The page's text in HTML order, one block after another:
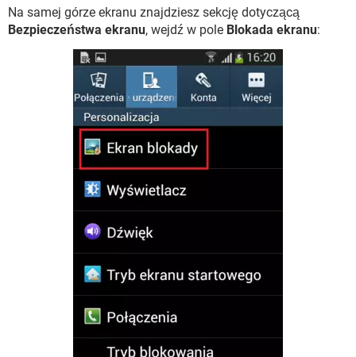
Na samej górze ekranu znajdziesz sekcję dotyczącą
Bezpieczeństwa ekranu, wejdź w pole Blokada ekranu: